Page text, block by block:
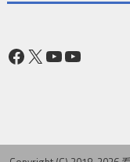
Facebook
X YouTube
YouTube